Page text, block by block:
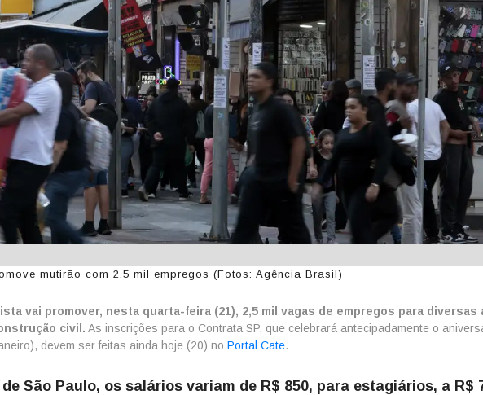
mutirão com 2,5 mil empregos (Fotos: Agência Brasil)
vai promover, nesta quarta-feira (21), 2,5 mil vagas de empregos para diversas
civil. As inscrições para o Contrata SP, que celebrará antecipadamente o
devem ser feitas ainda hoje (20) no Portal Cate.
São Paulo, os salários variam de R$ 850, para estagiários, a R$